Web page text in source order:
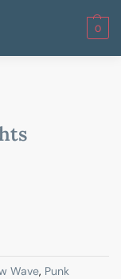
0
Wave, Punk